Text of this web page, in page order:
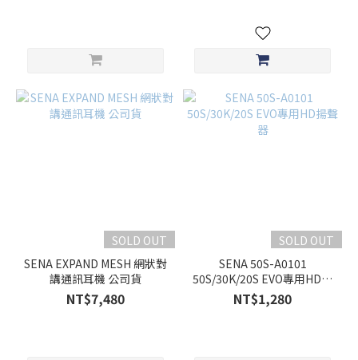
SOLD OUT
SENA EXPAND MESH 網狀對
講通訊耳機 公司貨
NT$7,480
SOLD OUT
SENA 50S-A0101
50S/30K/20S EVO專用HD揚
聲器
NT$1,280